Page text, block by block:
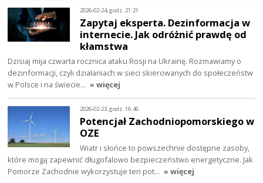
2026-02-24, godz. 21:21
Zapytaj eksperta. Dezinformacja w
internecie. Jak odróżnić prawdę od
kłamstwa
Dzisiaj mija czwarta rocznica ataku Rosji na Ukrainę. Rozmawiamy o
dezinformacji, czyli działaniach w sieci skierowanych do społeczeństw
w Polsce i na świecie… » więcej
2026-02-23, godz. 16:46
Potencjał Zachodniopomorskiego w
OZE
Wiatr i słońce to powszechnie dostępne zasoby,
które mogą zapewnić długofalowo bezpieczeństwo energetyczne. Jak
Pomorze Zachodnie wykorzystuje ten pot… » więcej